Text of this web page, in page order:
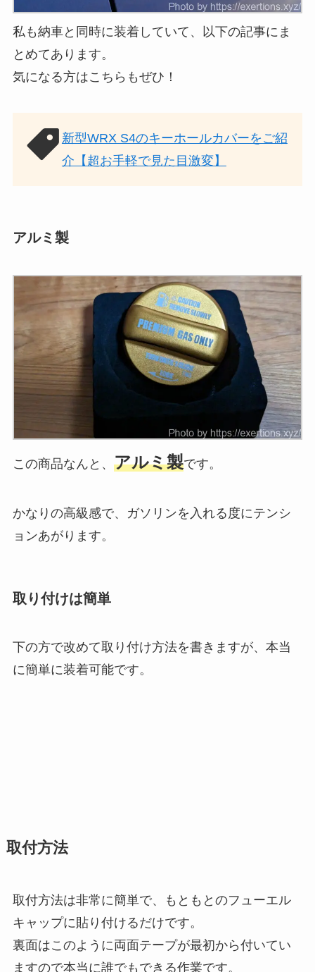
私も納車と同時に装着していて、以下の記事にま
とめてあります。
気になる方はこちらもぜひ！
新型WRX S4のキーホールカバーをご紹
介【超お手軽で見た目激変】
アルミ製
この商品なんと、 アルミ製です。
かなりの高級感で、ガソリンを入れる度にテンシ
ョンあがります。
取り付けは簡単
下の方で改めて取り付け方法を書きますが、本当
に簡単に装着可能です。
取付方法
取付方法は非常に簡単で、もともとのフューエル
キャップに貼り付けるだけです。
裏面はこのように両面テープが最初から付いてい
ますので本当に誰でもできる作業です。